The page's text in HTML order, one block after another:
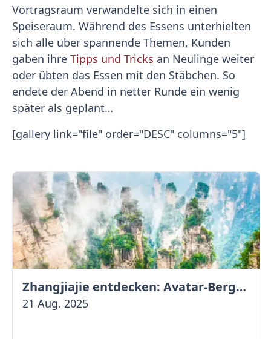
Vortragsraum verwandelte sich in einen
Speiseraum. Während des Essens unterhielten
sich alle über spannende Themen, Kunden
gaben ihre Tipps und Tricks an Neulinge weiter
oder übten das Essen mit den Stäbchen. So
endete der Abend in netter Runde ein wenig
später als geplant…
[gallery link="file" order="DESC" columns="5"]
Zhangjiajie entdecken: Avatar-Berge & Altstadt von Fenghuang
21 Aug. 2025